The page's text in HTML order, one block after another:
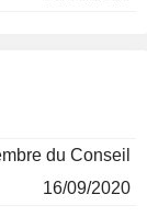
du Conseil
16/09/2020